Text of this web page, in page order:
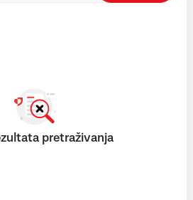
pretraživanja